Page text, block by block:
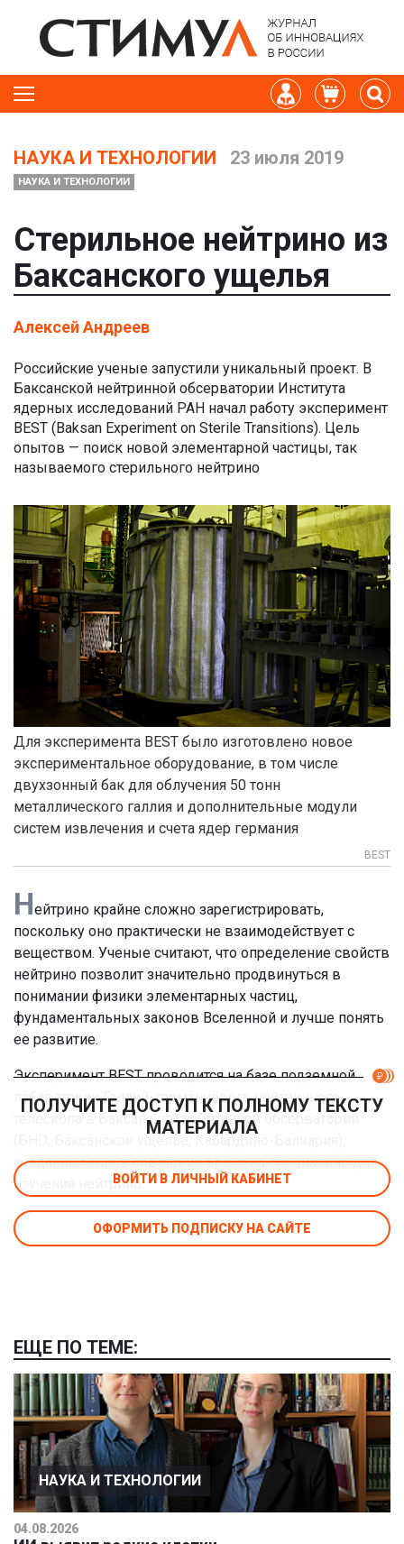
НАУКА И ТЕХНОЛОГИИ 23 июля 2019
НАУКА И ТЕХНОЛОГИИ
Стерильное нейтрино из
Баксанского ущелья
Алексей Андреев
Российские ученые запустили уникальный проект. В
Баксанской нейтринной обсерватории Института
ядерных исследований РАН начал работу эксперимент
BEST (Baksan Experiment on Sterile Transitions). Цель
опытов — поиск новой элементарной частицы, так
называемого стерильного нейтрино
Для эксперимента BEST было изготовлено новое
экспериментальное оборудование, в том числе
двухзонный бак для облучения 50 тонн
металлического галлия и дополнительные модули
систем извлечения и счета ядер германия
BEST
Нейтрино крайне сложно зарегистрировать,
поскольку оно практически не взаимодействует с
веществом. Ученые считают, что определение свойств
нейтрино позволит значительно продвинуться в
понимании физики элементарных частиц,
фундаментальных законов Вселенной и лучше понять
ее развитие.
Эксперимент BEST проводится на базе подземной
лаборатории Галлий-германиевого нейтринного
телескопа в Баксанской нейтринной обсерватории
созданной еще в советские времена специально для
изучения нейтрино.
ПОЛУЧИТЕ ДОСТУП К ПОЛНОМУ ТЕКСТУ
МАТЕРИАЛА
ВОЙТИ В ЛИЧНЫЙ КАБИНЕТ
ОФОРМИТЬ ПОДПИСКУ НА САЙТЕ
ЕЩЕ ПО ТЕМЕ:
НАУКА И ТЕХНОЛОГИИ
04.08.2026